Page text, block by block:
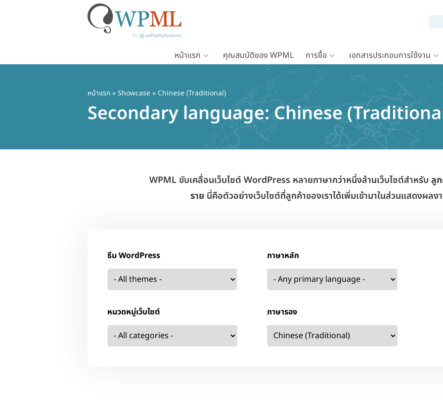
หน้าแรก คุณสมบัติของ WPML การซื้อ เอกสารประกอบการใช้งาน
หน้าแรก»Showcase» Chinese (Traditional)
Secondary language:Chinese
WPML ขับเคลื่อนเว็บไซต์ WordPress หลายภาษากว่าหนึ่งล้านเว็บไซต์สำหรับ ลู
ราย นี่คือตัวอย่างเว็บไซต์ที่ลูกค้าของเราได้เพิ่มเข้ามาในส่วนแสดงผลง
ธีม WordPress
หมวดหมู่เว็บไซต์
ภาษาหลัก
ภาษารอง